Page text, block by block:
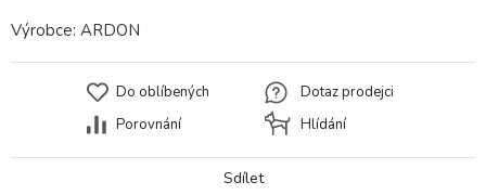
Výrobce: ARDON
Do oblíbených
Porovnání
Dotaz prodejci
Hlídání
Sdílet